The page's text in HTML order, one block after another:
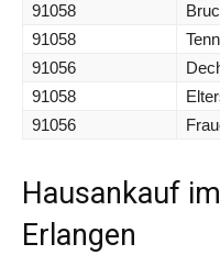
91058
91058
91056
91058
91056
Hausankauf
Erlangen